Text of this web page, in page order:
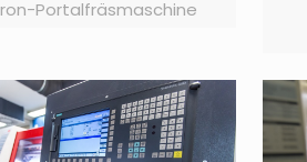
Portalfräsmaschine